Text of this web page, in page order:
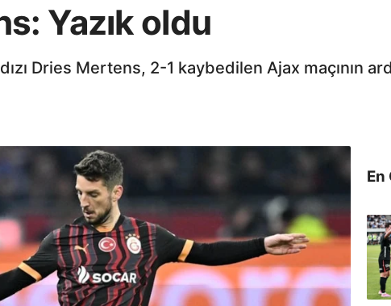
Yazık oldu
Dries Mertens, 2-1 kaybedilen Ajax maçının
En